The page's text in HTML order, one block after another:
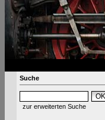
Suche
zur erweiterten Suche